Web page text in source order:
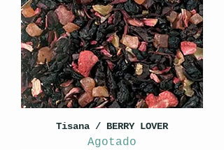
Tisana / BERRY LOVER
Agotado